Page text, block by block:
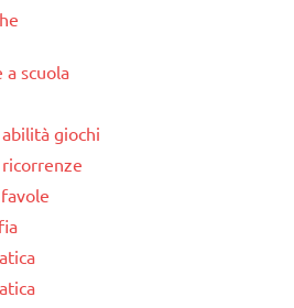
a scuola
giochi